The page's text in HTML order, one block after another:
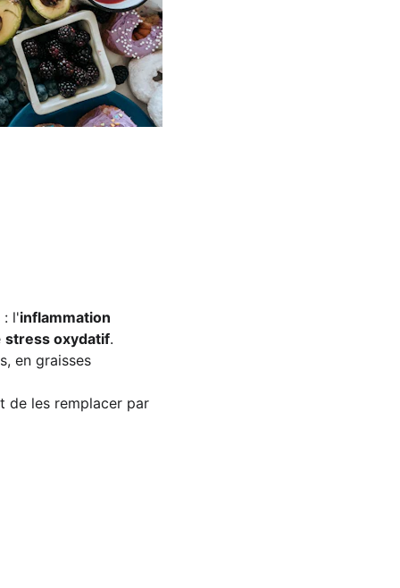
: l'inflammation
stress oxydatif.
en graisses
de les remplacer par